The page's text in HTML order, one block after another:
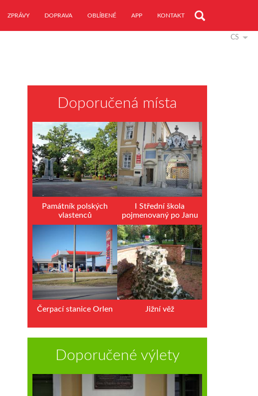
ZPRÁVY DOPRAVA OBLÍBENÉ APP KONTAKT
CS
Doporučená místa
Památník polských
vlastenců
I Střední škola
pojmenovaný po Janu
III Sobieski
Čerpací stanice Orlen Jižní věž
Doporučené výlety